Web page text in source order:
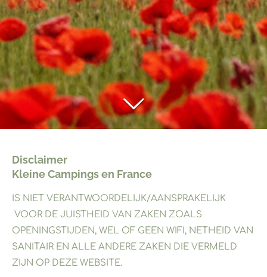
Disclaimer
Kleine Campings en France
IS NIET VERANTWOORDELIJK/AANSPRAKELIJK
VOOR DE JUISTHEID VAN ZAKEN ZOALS
OPENINGSTIJDEN, WEL OF GEEN WIFI, NETHEID VAN
SANITAIR EN ALLE ANDERE ZAKEN DIE VERMELD
ZIJN OP DEZE WEBSITE.